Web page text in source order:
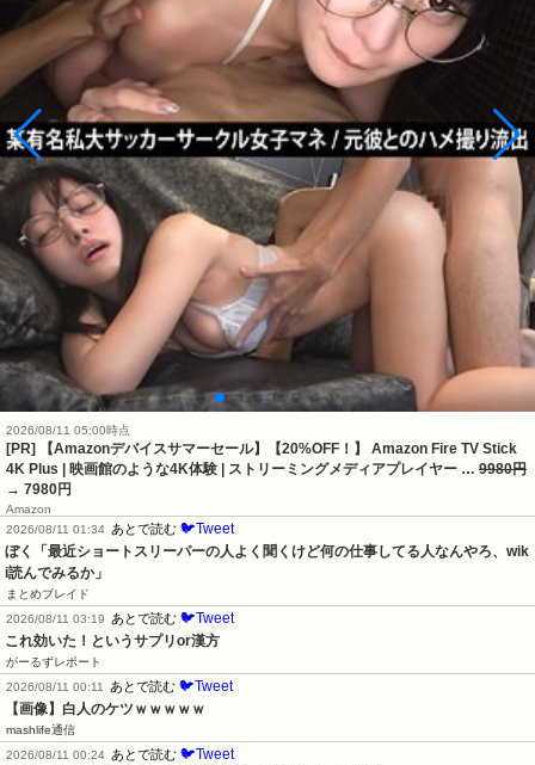
2026/08/11 05:00時点
[PR] 【Amazonデバイスサマーセール】【20%OFF！】 Amazon Fire TV Stick
4K Plus | 映画館のような4K体験 | ストリーミングメディアプレイヤー … 9980円
→ 7980円
Amazon
2026/08/11 01:34 あとで読む 🐦Tweet
ぼく「最近ショートスリーパーの人よく聞くけど何の仕事してる人なんやろ、wik
i読んでみるか」
まとめブレイド
2026/08/11 03:19
あとで読む 🐦Tweet
これ効いた！というサプリor漢方
がーるずレポート
2026/08/11 00:11
あとで読む 🐦Tweet
【画像】白人のケツｗｗｗｗｗ
mashlife通信
2026/08/11 00:24 あとで読む 🐦Tweet